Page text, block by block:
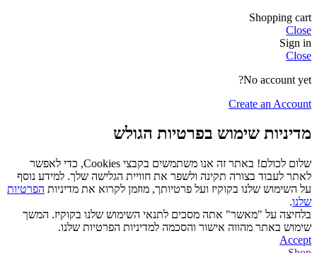
Shopping cart
Close
Sign in
Close
No account yet?
Create an Account
מדיניות שימוש בפרטיות הגולש
שלום לכולם! באתר זה אנו משתמשים בקבצי Cookies, כדי לאפשר
לאתר לעבוד בצורה תקינה ולשפר את חוויית הגלישה שלך. למידע נוסף
על השימוש שלנו בקוקיז ועל פרטיותך, מוזמן לקרוא את מדיניות הפרטיות
שלנו.
בלחיצה על "מאשר" אתה מסכים לתנאי השימוש שלנו בקוקיז. המשך
שימוש באתר מהווה אישור והסכמה למדיניות הפרטיות שלנו.
Accept